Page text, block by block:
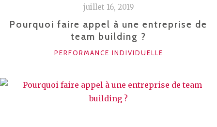
SUPPRESSION
DE
POSTE ? »
juillet 16, 2019
Pourquoi faire appel à une entreprise de
team building ?
CATÉGORIES
PERFORMANCE INDIVIDUELLE